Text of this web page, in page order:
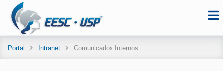
Portal Intranet Comunicados Internos